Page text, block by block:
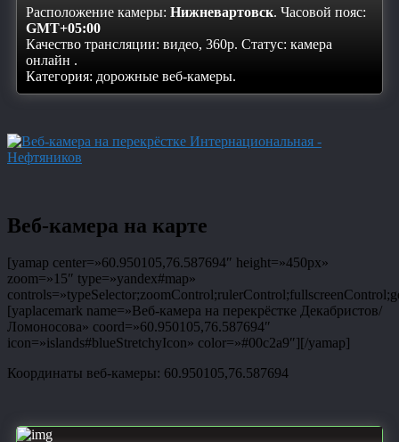
Расположение камеры: Нижневартовск. Часовой пояс:
GMT+05:00
Качество трансляции: видео, 360p. Статус: камера
онлайн .
Категория: дорожные веб-камеры.
Веб-камера на карте
[yamap center=»60.950105,76.587694″ height=»450px»
zoom=»15″ type=»yandex#map»
[yaplacemark name=»Веб-камера на перекрёстке Декабристов/
Ломоносова» coord=»60.950105,76.587694″
icon=»islands#blueStretchyIcon» color=»#00c2a9″][/yamap]
Координаты веб-камеры: 60.950105,76.587694